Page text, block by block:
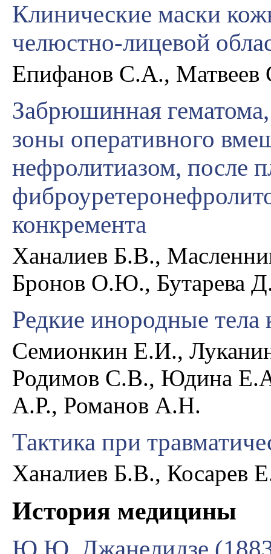
Клинические маски
челюстно-лицевой
Епифанов С.А.,
Забрюшинная
зоны оперативного
нефролитиазом, после
конкремента
Ханалиев Б.В.,
Бронов О.Ю., Бутарева
Редкие инородные
Семионкин Е.И.,
Родимов С.В., Юдина
А.Р., Романов А.Н.
Тактика при
Ханалиев Б.В., Косарев
История медицины